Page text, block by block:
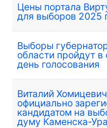
Цены портала
для выборов 2025
Выборы
области пройдут
день голосования
Виталий
официально
кандидатом на
думу Каменска-